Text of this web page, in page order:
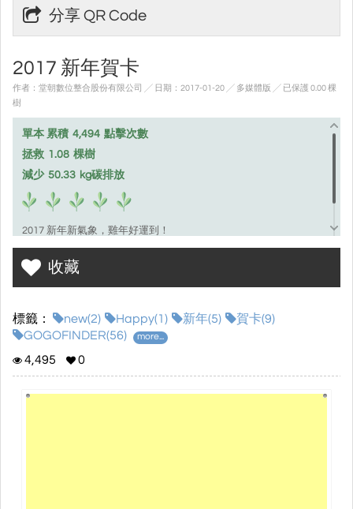
分享 QR Code
2017 新年賀卡
作者：堂朝數位整合股份有限公司 ╱ 日期：2017-01-20 ╱ 多媒體版 ╱ 已保護 0.00 棵
樹
單本 累積 4,494 點擊次數
拯救 1.08 棵樹
減少 50.33 kg碳排放
2017 新年新氣象，雞年好運到！
收藏
標籤： new(2) Happy(1) 新年(5)
賀卡(9)
GOGOFINDER(56)
more...
4,495 0